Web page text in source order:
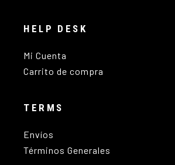
HELP DESK
Mi Cuenta
Carrito de compra
TERMS
Envíos
Términos Generales